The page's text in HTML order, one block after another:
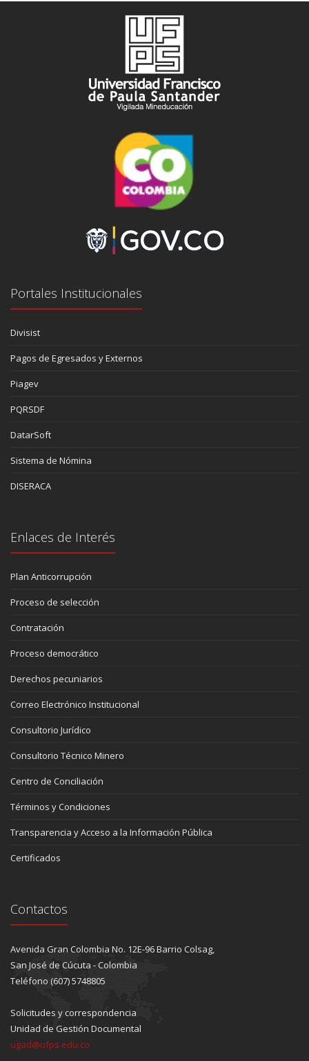
Portales Institucionales
Divisist
Pagos de Egresados y Externos
Piagev
PQRSDF
DatarSoft
Sistema de Nómina
DISERACA
Enlaces de Interés
Plan Anticorrupción
Proceso de selección
Contratación
Proceso democrático
Derechos pecuniarios
Correo Electrónico Institucional
Consultorio Jurídico
Consultorio Técnico Minero
Centro de Conciliación
Términos y Condiciones
Transparencia y Acceso a la Información Pública
Certificados
Contactos
Avenida Gran Colombia No. 12E-96 Barrio Colsag,
San José de Cúcuta - Colombia
Teléfono (607) 5748805
Solicitudes y correspondencia
Unidad de Gestión Documental
ugad@ufps.edu.co